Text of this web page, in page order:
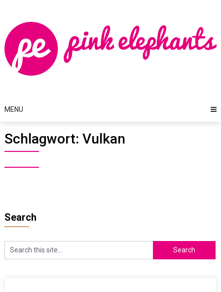
content
MENU
Schlagwort: Vulkan
Search